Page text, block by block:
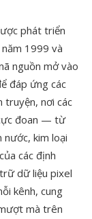
phát triển
1999 và
nguồn mở vào
đáp ứng các
truyện, nơi các
đoan — từ
nước, kim loại
các định
dữ liệu pixel
kênh, cung
mà trên